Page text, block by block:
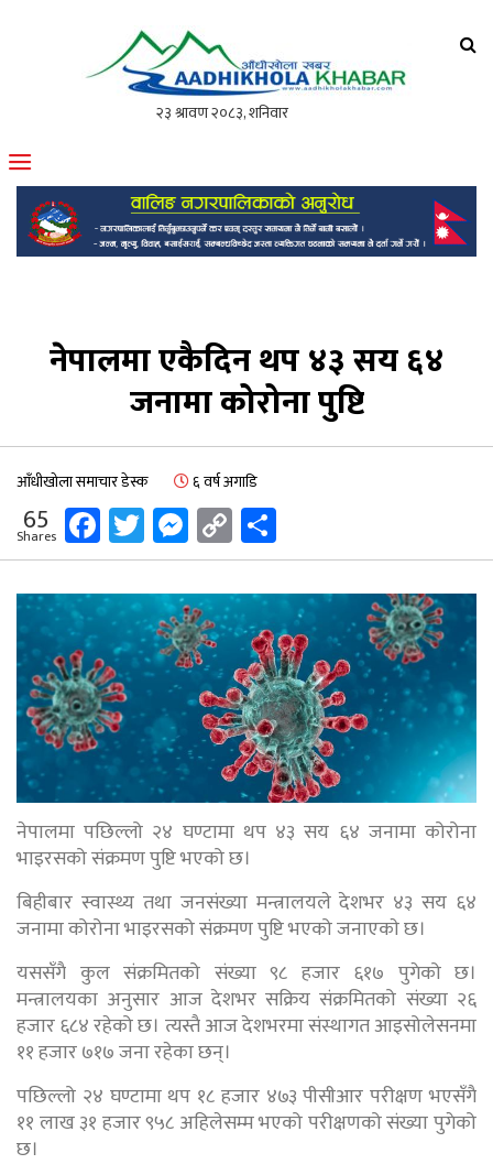
मोफसलकै लोकप्रिय अनलाइन पत्रिका
नेपालमा एकैदिन थप ४३ सय ६४
जनामा कोरोना पुष्टि
आँधीखोला समाचार डेस्क ६ वर्ष अगाडि
65
Shares Facebook
Twitter
Messenger
Copy
Link
नेपालमा पछिल्लो २४ घण्टामा थप ४३ सय ६४ जनामा कोरोना
भाइरसको संक्रमण पुष्टि भएको छ।
बिहीबार स्वास्थ्य तथा जनसंख्या मन्त्रालयले देशभर ४३ सय ६४
जनामा कोरोना भाइरसको संक्रमण पुष्टि भएको जनाएकाे छ।
यससँगै कुल संक्रमितको संख्या ९८ हजार ६१७ पुगेको छ।
मन्त्रालयका अनुसार आज देशभर सक्रिय संक्रमितको संख्या २६
हजार ६८४ रहेको छ। त्यस्तै आज देशभरमा संस्थागत आइसोलेसनमा
११ हजार ७१७ जना रहेका छन्।
पछिल्लो २४ घण्टामा थप १८ हजार ४७३ पीसीआर परीक्षण भएसँगै
११ लाख ३१ हजार ९५८ अहिलेसम्म भएको परीक्षणको संख्या पुगेको
छ।